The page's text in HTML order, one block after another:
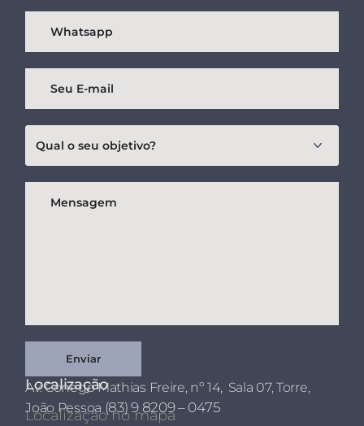
Localização
Av. Conego Mathias Freire, nº 14, Sala 07, Torre,
João Pessoa (83) 9 8209 – 0475
Localização no mapa